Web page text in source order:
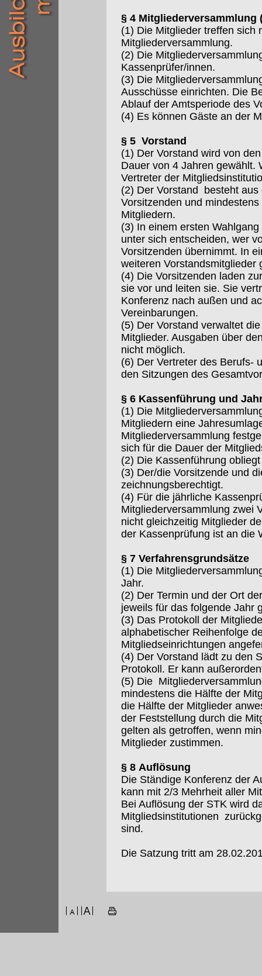
§ 4 Mitgliederversammlung
(1) Die Mitglieder treffen sich
Mitgliederversammlung.
(2) Die
Kassenprüfer/innen.
(3) Die
Ausschüsse einrichten. Die
Ablauf der Amtsperiode des
(4) Es können Gäste an der
§ 5 Vorstand
(1) Der Vorstand wird von
Dauer von 4 Jahren gewählt.
Vertreter der
(2) Der Vorstand besteht
Vorsitzenden und
Mitgliedern.
(3) In einem ersten
unter sich entscheiden, wer
Vorsitzenden übernimmt. In
weiteren Vorstandsmitglieder
(4) Die Vorsitzenden laden
sie vor und leiten sie. Sie
Konferenz nach außen und
Vereinbarungen.
(5) Der Vorstand verwaltet
Mitglieder. Ausgaben über
nicht möglich.
(6) Der Vertreter des Berufs-
den Sitzungen des
§ 6 Kassenführung und
(1) Die
Mitgliedern eine
Mitgliederversammlung
sich für die Dauer der
(2) Die Kassenführung
(3) Der/die Vorsitzende und
zeichnungsberechtigt.
(4) Für die jährliche
Mitgliederversammlung zwei
nicht gleichzeitig Mitglieder
der Kassenprüfung ist an die
§ 7 Verfahrensgrundsätze
(1) Die
Jahr.
(2) Der Termin und der Ort
jeweils für das folgende Jahr
(3) Das Protokoll der
alphabetischer Reihenfolge
Mitgliedseinrichtungen
(4) Der Vorstand lädt zu den
Protokoll. Er kann
(5) Die
mindestens die Hälfte der
die Hälfte der Mitglieder
der Feststellung durch die
gelten als getroffen, wenn
Mitglieder zustimmen.
§ 8 Auflösung
Die Ständige Konferenz der
kann mit 2/3 Mehrheit aller
Bei Auflösung der STK wird
Mitgliedsinstitutionen
sind.
Die Satzung tritt am